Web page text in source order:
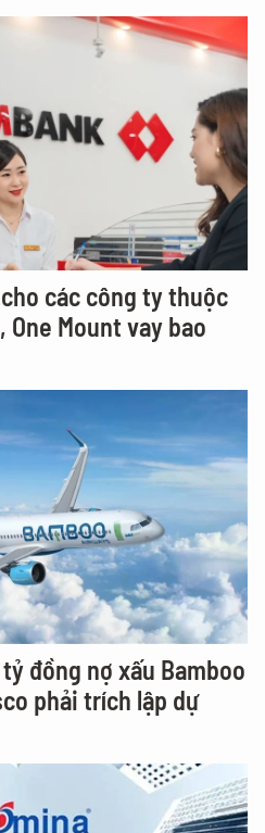
các công ty thuộc
One Mount vay bao
đồng nợ xấu Bamboo
phải trích lập dự